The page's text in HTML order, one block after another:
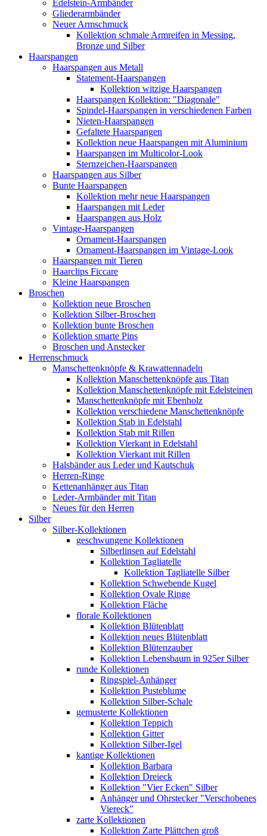
Edelstein-Armbänder
Gliederarmbänder
Neuer Armschmuck
Kollektion schmale Armreifen in Messing,
Bronze und Silber
Haarspangen
Haarspangen aus Metall
Statement-Haarspangen
Kollektion witzige Haarspangen
Haarspangen Kollektion: "Diagonale"
Spindel-Haarspangen in verschiedenen Farben
Nieten-Haarspangen
Gefaltete Haarspangen
Kollektion neue Haarspangen mit Aluminium
Haarspangen im Multicolor-Look
Sternzeichen-Haarspangen
Haarspangen aus Silber
Bunte Haarspangen
Kollektion mehr neue Haarspangen
Haarspangen mit Leder
Haarspangen aus Holz
Vintage-Haarspangen
Ornament-Haarspangen
Ornament-Haarspangen im Vintage-Look
Haarspangen mit Tieren
Haarclips Ficcare
Kleine Haarspangen
Broschen
Kollektion neue Broschen
Kollektion Silber-Broschen
Kollektion bunte Broschen
Kollektion smarte Pins
Broschen und Anstecker
Herrenschmuck
Manschettenknöpfe & Krawattennadeln
Kollektion Manschettenknöpfe aus Titan
Kollektion Manschettenknöpfe mit Edelsteinen
Manschettenknöpfe mit Ebenholz
Kollektion verschiedene Manschettenknöpfe
Kollektion Stab in Edelstahl
Kollektion Stab mit Rillen
Kollektion Vierkant in Edelstahl
Kollektion Vierkant mit Rillen
Halsbänder aus Leder und Kautschuk
Herren-Ringe
Kettenanhänger aus Titan
Leder-Armbänder mit Titan
Neues für den Herren
Silber
Silber-Kollektionen
geschwungene Kollektionen
Silberlinsen auf Edelstahl
Kollektion Tagliatelle
Kollektion Tagliatelle Silber
Kollektion Schwebende Kugel
Kollektion Ovale Ringe
Kollektion Fläche
florale Kollektionen
Kollektion Blütenblatt
Kollektion neues Blütenblatt
Kollektion Blütenzauber
Kollektion Lebensbaum in 925er Silber
runde Kollektionen
Ringspiel-Anhänger
Kollektion Pusteblume
Kollektion Silber-Schale
gemusterte Kollektionen
Kollektion Teppich
Kollektion Gitter
Kollektion Silber-Igel
kantige Kollektionen
Kollektion Barbara
Kollektion Dreieck
Kollektion "Vier Ecken" Silber
Anhänger und Ohrstecker "Verschobenes
Viereck"
zarte Kollektionen
Kollektion Zarte Plättchen groß